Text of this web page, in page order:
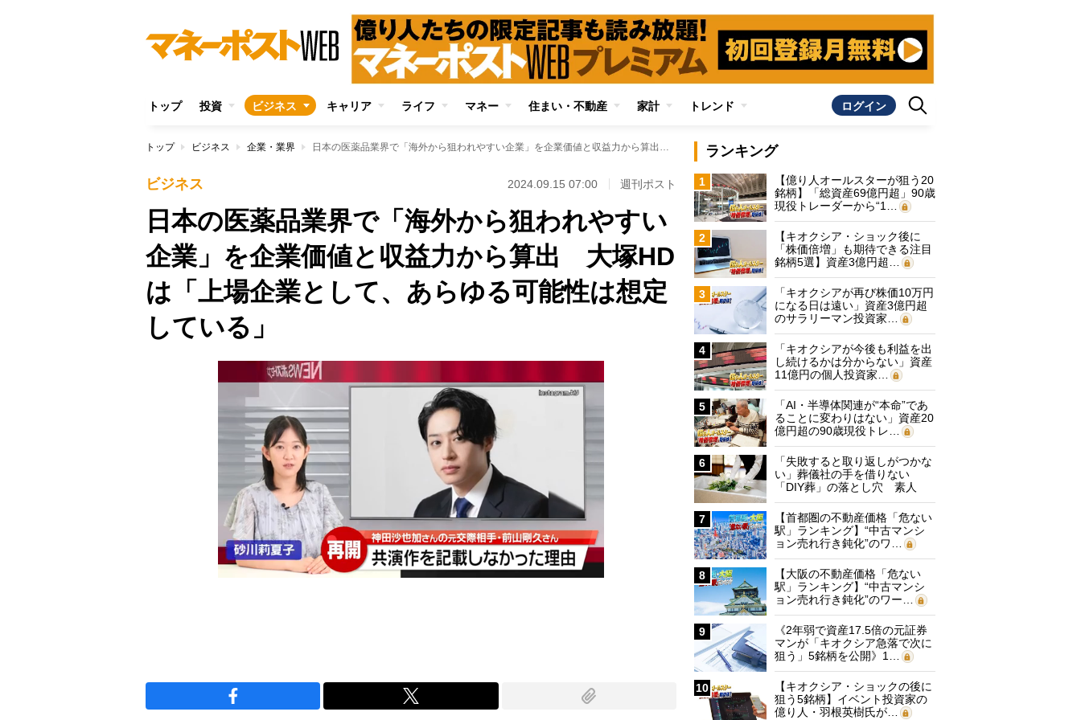
トップ 投資 ビジネス キャリア ライフ マネー 住まい・不動産 家計 トレンド ログイン
トップ ビジネス 企業・業界 日本の医薬品業界で「海外から狙われやすい企業」を企業価値と収益力から算出 大塚HDは「上場企業として、あらゆる可能性は想定している」
ビジネス 2024.09.15 07:00 週刊ポスト
日本の医薬品業界で「海外から狙われやすい
企業」を企業価値と収益力から算出 大塚HD
は「上場企業として、あらゆる可能性は想定
している」
ランキング
1
【億り人オールスターが狙う20
銘柄】「総資産69億円超」90歳
現役トレーダーから“1…
2
【キオクシア・ショック後に
「株価倍増」も期待できる注目
銘柄5選】資産3億円超…
3
「キオクシアが再び株価10万円
になる日は遠い」資産3億円超
のサラリーマン投資家…
4
「キオクシアが今後も利益を出
し続けるかは分からない」資産
11億円の個人投資家…
5
「AI・半導体関連が“本命”であ
ることに変わりはない」資産20
億円超の90歳現役トレ…
6
「失敗すると取り返しがつかな
い」葬儀社の手を借りない
「DIY葬」の落とし穴 素人
に…
7
【首都圏の不動産価格「危ない
駅」ランキング】“中古マンシ
ョン売れ行き鈍化”のワ…
8
【大阪の不動産価格「危ない
駅」ランキング】“中古マンシ
ョン売れ行き鈍化”のワー…
9
《2年弱で資産17.5倍の元証券
マンが「キオクシア急落で次に
狙う」5銘柄を公開》1…
10
【キオクシア・ショックの後に
狙う5銘柄】イベント投資家の
億り人・羽根英樹氏が…